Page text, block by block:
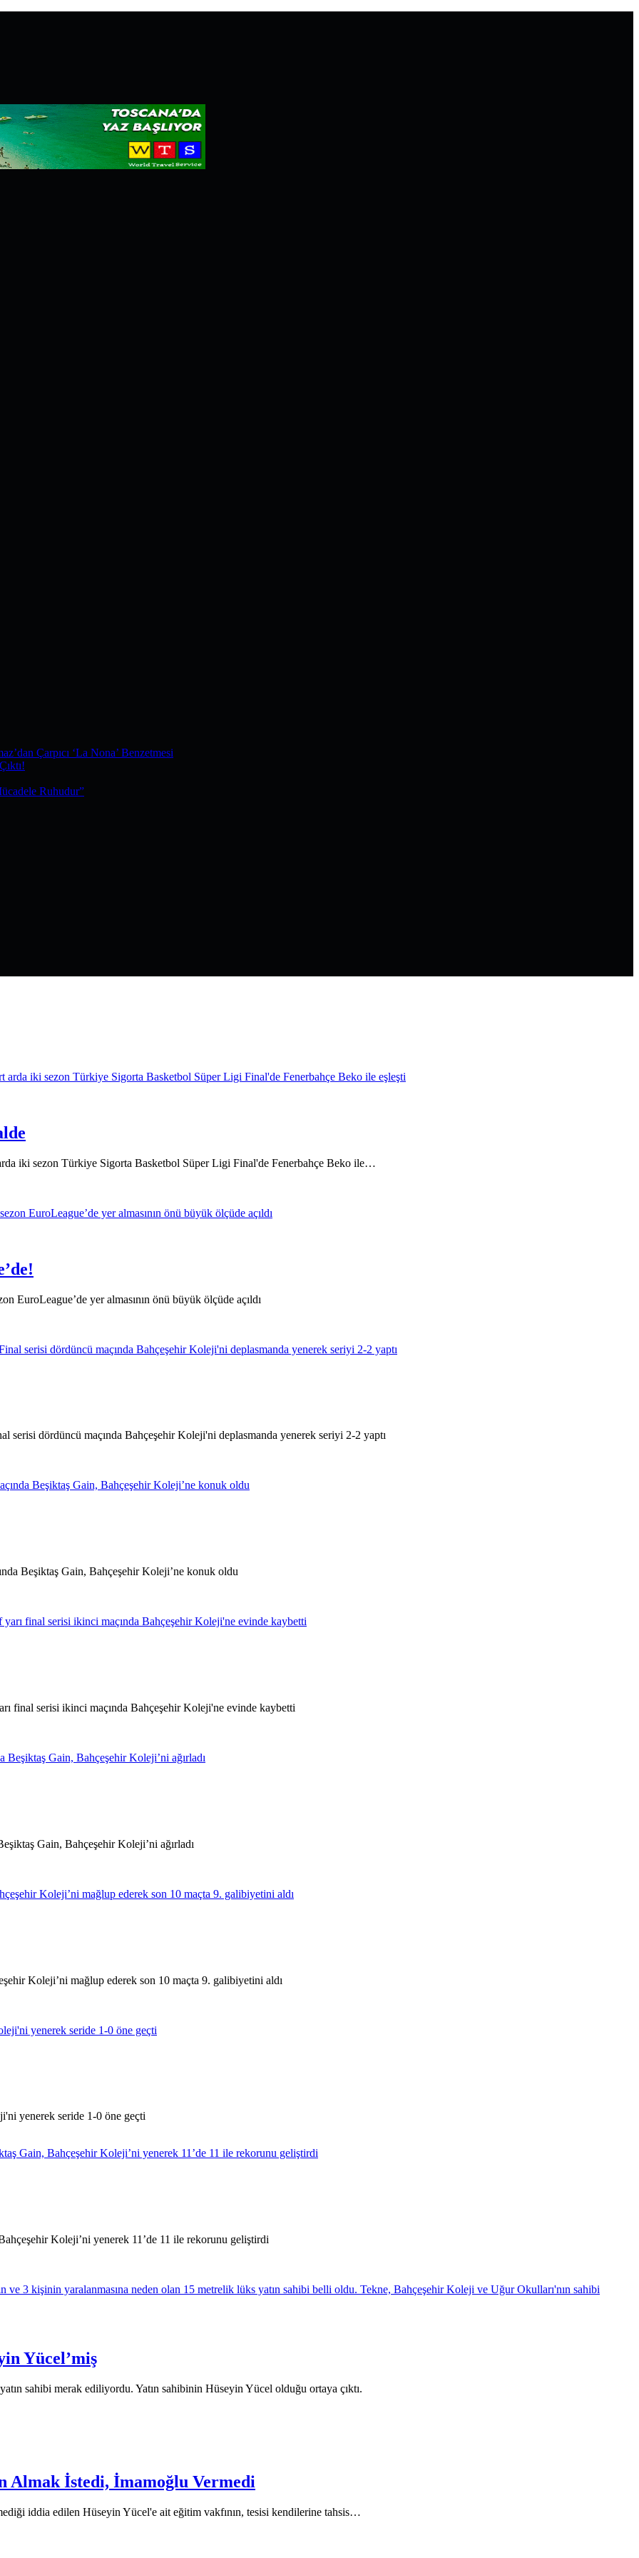
Çarpıcı ‘La Nona’ Benzetmesi
Ruhudur”
iki sezon Türkiye Sigorta Basketbol Süper Ligi Final'de Fenerbahçe Beko ile…
EuroLeague’de yer almasının önü büyük ölçüde açıldı
dördüncü maçında Bahçeşehir Koleji'ni deplasmanda yenerek seriyi 2-2 yaptı
Beşiktaş Gain, Bahçeşehir Koleji’ne konuk oldu
final serisi ikinci maçında Bahçeşehir Koleji'ne evinde kaybetti
Gain, Bahçeşehir Koleji’ni ağırladı
Koleji’ni mağlup ederek son 10 maçta 9. galibiyetini aldı
yenerek seride 1-0 öne geçti
Koleji’ni yenerek 11’de 11 ile rekorunu geliştirdi
Yücel’miş
sahibi merak ediliyordu. Yatın sahibinin Hüseyin Yücel olduğu ortaya çıktı.
Almak İstedi, İmamoğlu Vermedi
iddia edilen Hüseyin Yücel'e ait eğitim vakfının, tesisi kendilerine tahsis…